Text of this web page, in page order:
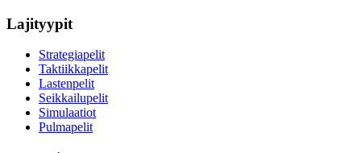
Lajityypit
Strategiapelit
Taktiikkapelit
Lastenpelit
Seikkailupelit
Simulaatiot
Pulmapelit